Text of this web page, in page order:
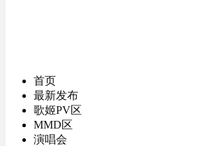
首页
最新发布
歌姬PV区
MMD区
演唱会